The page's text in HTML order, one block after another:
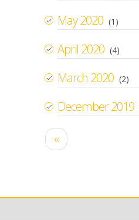
May 2020 (1)
April 2020 (4)
March 2020 (2)
December 2019
Pagination
Previous
page
‹‹